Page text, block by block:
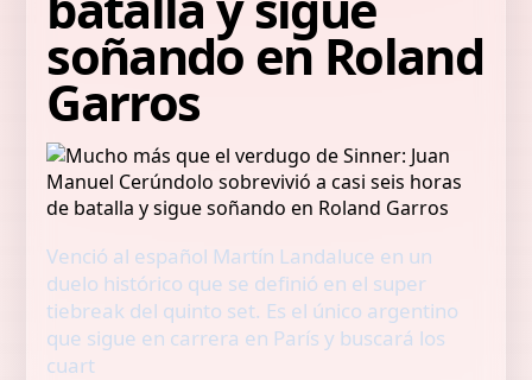
soñando en Roland
Garros
Venció al español Martín Landaluce en un
duelo histórico que se definió en el super
tiebreak del quinto set. Es el único argentino
que sigue en carrera en París y buscará los
cuart